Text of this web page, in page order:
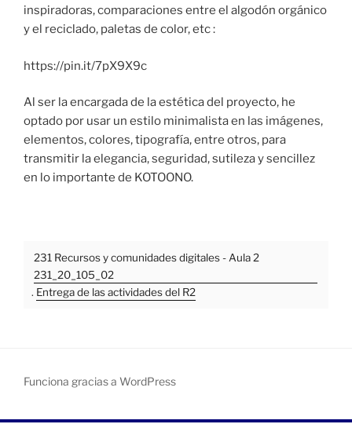
inspiradoras, comparaciones entre el algodón orgánico
y el reciclado, paletas de color, etc :
https://pin.it/7pX9X9c
Al ser la encargada de la estética del proyecto, he
optado por usar un estilo minimalista en las imágenes,
elementos, colores, tipografía, entre otros, para
transmitir la elegancia, seguridad, sutileza y sencillez
en lo importante de KOTOONO.
231 Recursos y comunidades digitales - Aula 2
231_20_105_02
. Entrega de las actividades del R2
Funciona gracias a WordPress